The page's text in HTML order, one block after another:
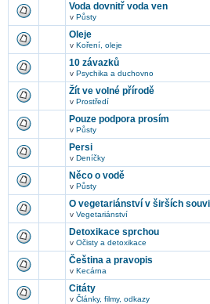
Voda dovnitř voda ven
v Půsty
Oleje
v Koření, oleje
10 závazků
v Psychika a duchovno
Žít ve volné přírodě
v Prostředí
Pouze podpora prosím
v Půsty
Persi
v Deníčky
Něco o vodě
v Půsty
O vegetariánství v širších
v Vegetariánství
Detoxikace sprchou
v Očisty a detoxikace
Čeština a pravopis
v Kecárna
Citáty
v Články, filmy, odkazy